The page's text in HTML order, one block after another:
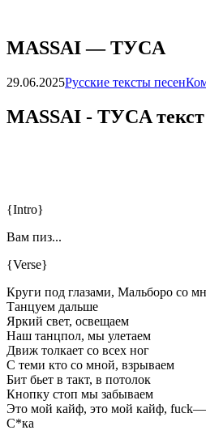
МАSSАI — TУCA
29.06.2025Русские тексты песен
МАSSАI - TУCA текст
{Intro}
Вам пиз...
{Verse}
Круги под глазами, Мальборо со
Танцуем дальше
Яркий свет, освещаем
Наш танцпол, мы улетаем
Движ толкает со всех ног
С теми кто со мной, взрываем
Бит бьет в такт, в потолок
Кнопку стоп мы забываем
Это мой кайф, это мой кайф, fuck—
С*ка